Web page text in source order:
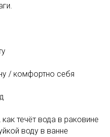
/ комфортно себя
течёт вода в раковине
воду в ванне